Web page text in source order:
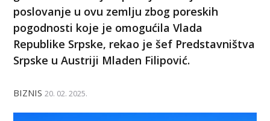
poslovanje u ovu zemlju zbog poreskih
pogodnosti koje je omogućila Vlada
Republike Srpske, rekao je šef Predstavništva
Srpske u Austriji Mladen Filipović.
BIZNIS 20. 02. 2025.